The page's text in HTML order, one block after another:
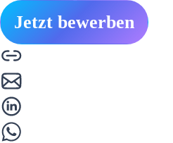
Jetzt bewerben